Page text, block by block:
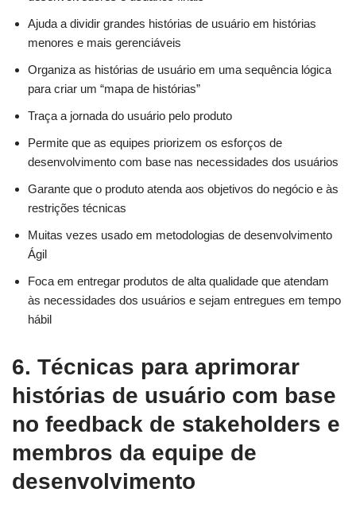
Ajuda a dividir grandes histórias de usuário em histórias
menores e mais gerenciáveis
Organiza as histórias de usuário em uma sequência lógica
para criar um “mapa de histórias”
Traça a jornada do usuário pelo produto
Permite que as equipes priorizem os esforços de
desenvolvimento com base nas necessidades dos usuários
Garante que o produto atenda aos objetivos do negócio e às
restrições técnicas
Muitas vezes usado em metodologias de desenvolvimento
Ágil
Foca em entregar produtos de alta qualidade que atendam
às necessidades dos usuários e sejam entregues em tempo
hábil
6. Técnicas para aprimorar
histórias de usuário com base
no feedback de stakeholders e
membros da equipe de
desenvolvimento